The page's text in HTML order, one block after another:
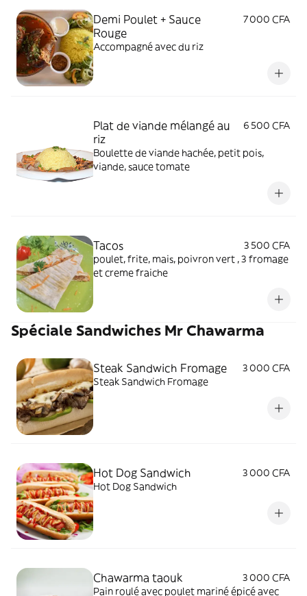
Demi Poulet + Sauce
Rouge
7 000 CFA
Accompagné avec du riz
Plat de viande mélangé au
riz
6 500 CFA
Boulette de viande hachée, petit pois,
viande, sauce tomate
Tacos
3 500 CFA
poulet, frite, mais, poivron vert , 3 fromage
et creme fraiche
Spéciale Sandwiches Mr Chawarma
Steak Sandwich Fromage
3 000 CFA
Steak Sandwich Fromage
Hot Dog Sandwich
3 000 CFA
Hot Dog Sandwich
Chawarma taouk
3 000 CFA
Pain roulé avec poulet mariné épicé avec